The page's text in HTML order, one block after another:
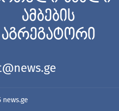
ამბების
აგრეგატორი
news.ge